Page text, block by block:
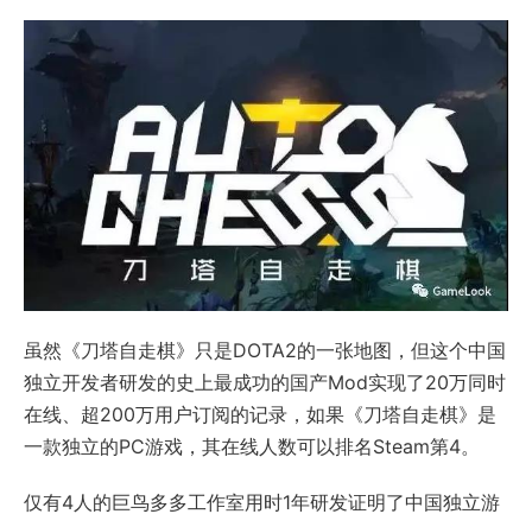
虽然《刀塔自走棋》只是DOTA2的一张地图，但这个中国
独立开发者研发的史上最成功的国产Mod实现了20万同时
在线、超200万用户订阅的记录，如果《刀塔自走棋》是
一款独立的PC游戏，其在线人数可以排名Steam第4。
仅有4人的巨鸟多多工作室用时1年研发证明了中国独立游